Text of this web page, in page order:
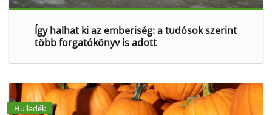
Így halhat ki az emberiség: a tudósok szerint
több forgatókönyv is adott
Hulladék